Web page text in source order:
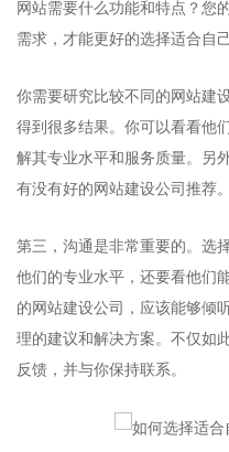
网站需要什么功能和特点？您
需求，才能更好的选择适合自
你需要研究比较不同的网站建
得到很多结果。你可以看看他
解其专业水平和服务质量。另
有没有好的网站建设公司推荐。
第三，沟通是非常重要的。选
他们的专业水平，还要看他们
的网站建设公司，应该能够倾
理的建议和解决方案。不仅如
反馈，并与你保持联系。